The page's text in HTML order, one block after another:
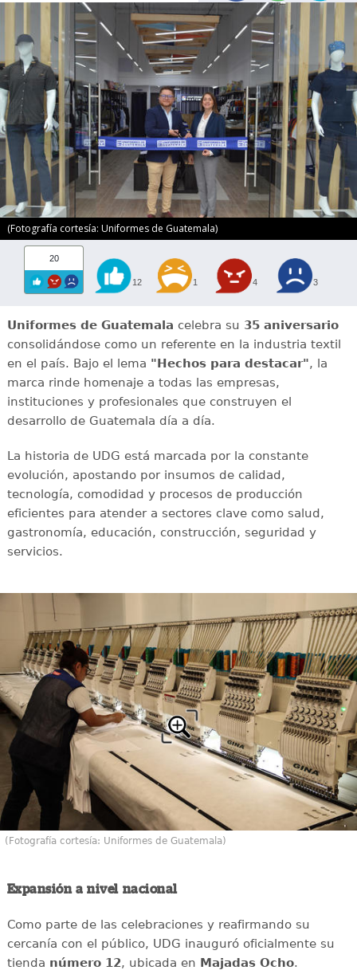
(Fotografía cortesía: Uniformes de Guatemala)
20
12 1 4 3
Uniformes de Guatemala celebra su 35 aniversario
consolidándose como un referente en la industria textil
en el país. Bajo el lema "Hechos para destacar", la
marca rinde homenaje a todas las empresas,
instituciones y profesionales que construyen el
desarrollo de Guatemala día a día.
La historia de UDG está marcada por la constante
evolución, apostando por insumos de calidad,
tecnología, comodidad y procesos de producción
eficientes para atender a sectores clave como salud,
gastronomía, educación, construcción, seguridad y
servicios.
(Fotografía cortesía: Uniformes de Guatemala)
Expansión a nivel nacional
Como parte de las celebraciones y reafirmando su
cercanía con el público, UDG inauguró oficialmente su
tienda número 12, ubicada en Majadas Ocho.